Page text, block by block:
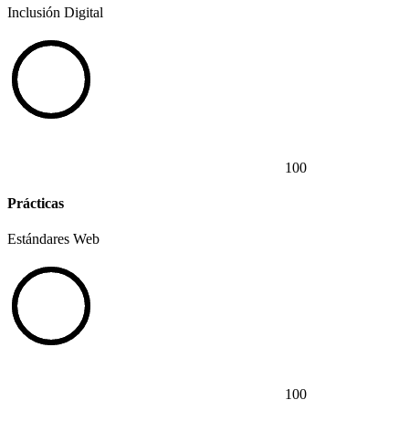
Inclusión Digital
100
Prácticas
Estándares Web
100